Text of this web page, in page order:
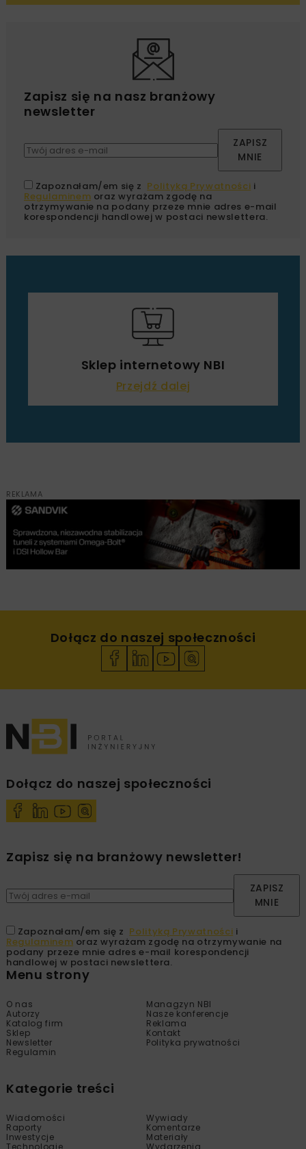
Zapisz się na nasz branżowy
newsletter
ZAPISZ
MNIE
Zapoznałam/em się z Polityką Prywatności i
Regulaminem oraz wyrażam zgodę na
otrzymywanie na podany przeze mnie adres e-mail
korespondencji handlowej w postaci newslettera.
Sklep internetowy NBI
Przejdź dalej
REKLAMA
Dołącz do naszej społeczności
Dołącz do naszej społeczności
Zapisz się na branżowy newsletter!
ZAPISZ
MNIE
Zapoznałam/em się z Polityką Prywatności i
Regulaminem oraz wyrażam zgodę na otrzymywanie na
podany przeze mnie adres e-mail korespondencji
handlowej w postaci newslettera.
Menu strony
O nas
Managzyn NBI
Autorzy
Nasze konferencje
Katalog firm
Reklama
Sklep
Kontakt
Newsletter
Polityka prywatności
Regulamin
Kategorie treści
Wiadomości
Wywiady
Raporty
Komentarze
Inwestycje
Materiały